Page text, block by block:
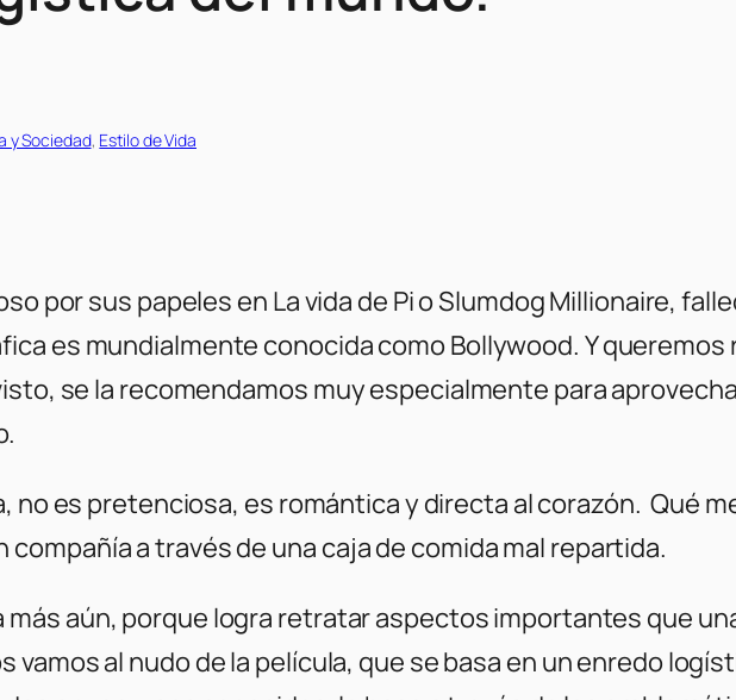
y Sociedad, Estilo de Vida
por sus papeles en La vida de Pi o Slumdog Millionaire,
es mundialmente conocida como Bollywood. Y
se la recomendamos muy especialmente para
no es pretenciosa, es romántica y directa al corazón. Qué
a través de una caja de comida mal repartida.
aún, porque logra retratar aspectos importantes que
vamos al nudo de la película, que se basa en un enredo